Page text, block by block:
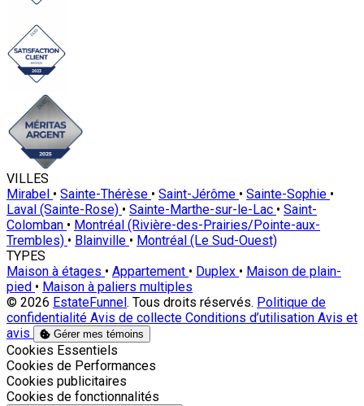
VILLES
Mirabel • Sainte-Thérèse • Saint-Jérôme • Sainte-Sophie •
Laval (Sainte-Rose) • Sainte-Marthe-sur-le-Lac • Saint-
Colomban • Montréal (Rivière-des-Prairies/Pointe-aux-
Trembles) • Blainville • Montréal (Le Sud-Ouest)
TYPES
Maison à étages • Appartement • Duplex • Maison de plain-
pied • Maison à paliers multiples
© 2026 EstateFunnel . Tous droits réservés. Politique de
confidentialité Avis de collecte Conditions d’utilisation Avis et
avis
Gérer mes témoins
Activer
Cookies Essentiels
Activer
Cookies de Performances
Activer
Cookies publicitaires
Activer
Cookies de fonctionnalités